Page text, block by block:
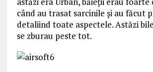
când au trasat sarcinile şi au făcut
detaliind toate aspectele. Astăzi
se zburau peste tot.